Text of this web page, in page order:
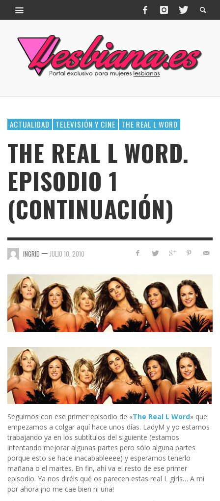
ACTUALIDAD TELEVISIÓN Y CINE THE REAL L WORD
THE REAL L WORD.
EPISODIO 1
(CONTINUACIÓN)
INGRID — JULIO 10, 2010
Seguimos con ese primer episodio de «The Real L Word» que
empezamos a colgar aquí hace unos días. LadyM y yo estamos
trabajando ya en los subtítulos del siguiente (estamos
intentando mejorar algunas partes pero sólo alguna partes
porque esto se hace inacabableeee) y esperamos tenerlo
mañana o el martes. En fin, ahí va el resto de ese primer
episodio. Ya nos diréis qué os parecen estas real L girls… A mí
por ahora ¡no me cae bien ni una!